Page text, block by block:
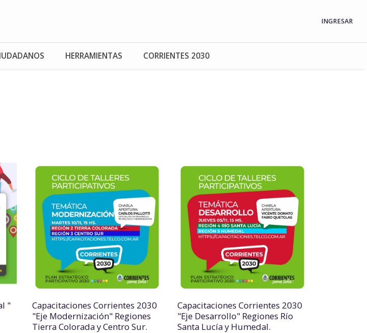
INGRESAR
HERRAMIENTAS CORRIENTES 2030
"
Capacitaciones Corrientes 2030
"Eje Modernización" Regiones
Tierra Colorada y Centro Sur.
Capacitaciones Corrientes 2030
"Eje Desarrollo" Regiones Río
Santa Lucía y Humedal.